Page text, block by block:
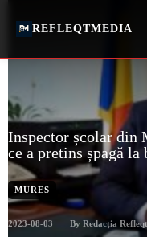
REFLEQTMEDIA
Inspector școlar din
ce a pretins șpagă la
MURES
2023-08-03 By Redacția Refleqt